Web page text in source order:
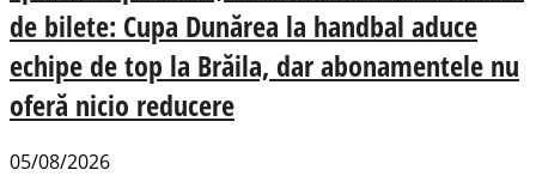
de bilete: Cupa Dunărea la handbal aduce
echipe de top la Brăila, dar abonamentele nu
oferă nicio reducere
05/08/2026